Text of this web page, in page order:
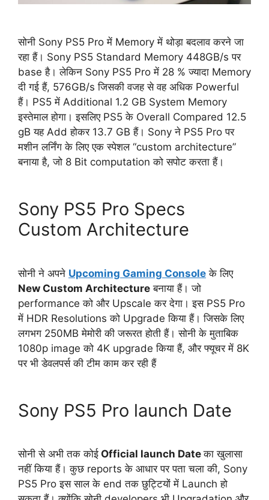
सोनी Sony PS5 Pro में Memory में थोड़ा बदलाव करने जा
रहा हैं। Sony PS5 Standard Memory 448GB/s पर
base है। लेकिन Sony PS5 Pro में 28 % ज्यादा Memory
दी गई हैं, 576GB/s जिसकी वजह से वह अधिक Powerful
हैं। PS5 में Additional 1.2 GB System Memory
इस्तेमाल होगा। इसलिए PS5 के Overall Compared 12.5
gB यह Add होकर 13.7 GB हैं। Sony ने PS5 Pro पर
मशीन लर्निंग के लिए एक स्पेशल “custom architecture”
बनाया है, जो 8 Bit computation को सपोट करता हैं।
Sony PS5 Pro Specs
Custom Architecture
सोनी ने अपने Upcoming Gaming Console के लिए
New Custom Architecture बनाया हैं। जो
performance को और Upscale कर देगा। इस PS5 Pro
में HDR Resolutions को Upgrade किया हैं। जिसके लिए
लगभग 250MB मेमोरी की जरूरत होती हैं। सोनी के मुताबिक
1080p image को 4K upgrade किया हैं, और फ्यूचर में 8K
पर भी डेवलपर्स की टीम काम कर रही हैं
Sony PS5 Pro launch Date
सोनी से अभी तक कोई Official launch Dateका खुलासा
नहीं किया हैं। कुछ reports के आधार पर पता चला की, Sony
PS5 Pro इस साल के end तक छुट्टियों में Launch हो